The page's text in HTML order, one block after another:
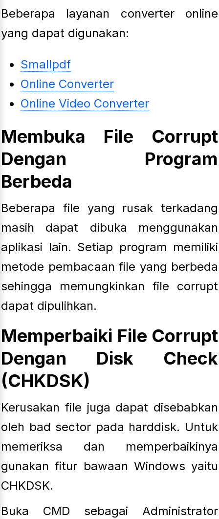
Beberapa layanan converter online
yang dapat digunakan:
Smallpdf
Online Converter
Online Video Converter
Membuka File Corrupt
Dengan Program
Berbeda
Beberapa file yang rusak terkadang
masih dapat dibuka menggunakan
aplikasi lain. Setiap program memiliki
metode pembacaan file yang berbeda
sehingga memungkinkan file corrupt
dapat dipulihkan.
Memperbaiki File Corrupt
Dengan Disk Check
(CHKDSK)
Kerusakan file juga dapat disebabkan
oleh bad sector pada harddisk. Untuk
memeriksa dan memperbaikinya
gunakan fitur bawaan Windows yaitu
CHKDSK.
Buka CMD sebagai Administrator